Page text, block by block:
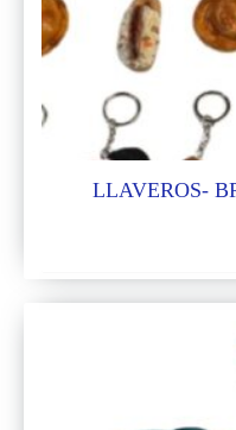
LLAVEROS-